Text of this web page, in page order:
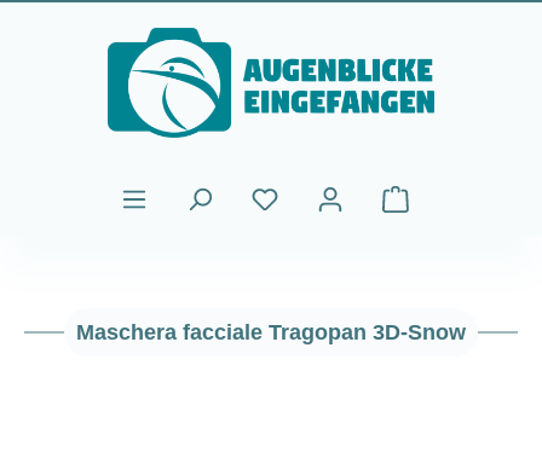
Passa al contenuto principale
Il carrello
Maschera facciale Tragopan 3D-Snow